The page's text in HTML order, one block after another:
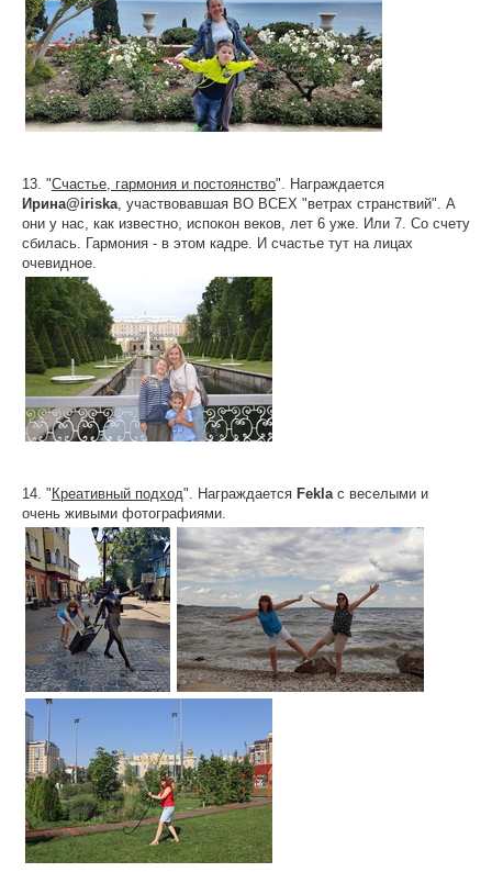
13. "Счастье, гармония и постоянство". Награждается
Ирина@iriska , участвовавшая ВО ВСЕХ "ветрах странствий". А
они у нас, как известно, испокон веков, лет 6 уже. Или 7. Со счету
сбилась. Гармония - в этом кадре. И счастье тут на лицах
очевидное.
14. " Креативный подход". Награждается Fekla с веселыми и
очень живыми фотографиями.